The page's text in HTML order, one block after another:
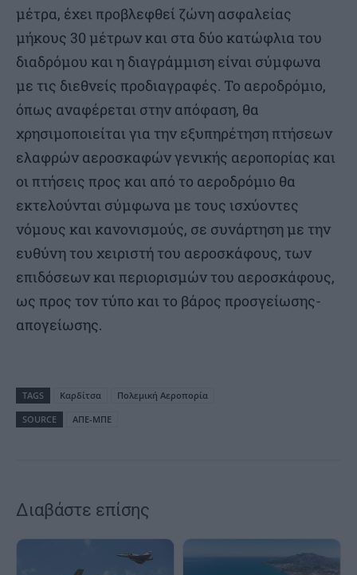
μέτρα, έχει προβλεφθεί ζώνη ασφαλείας
μήκους 30 μέτρων και στα δύο κατώφλια του
διαδρόμου και η διαγράμμιση είναι σύμφωνα
με τις διεθνείς προδιαγραφές. Το αεροδρόμιο,
όπως αναφέρεται στην απόφαση, θα
χρησιμοποιείται για την εξυπηρέτηση πτήσεων
ελαφρών αεροσκαφών γενικής αεροπορίας και
οι πτήσεις προς και από το αεροδρόμιο θα
εκτελούνται σύμφωνα με τους ισχύοντες
νόμους και κανονισμούς, σε συνάρτηση με την
ευθύνη του χειριστή του αεροσκάφους, των
επιδόσεων και περιορισμών του αεροσκάφους,
ως προς τον τύπο και το βάρος προσγείωσης-
απογείωσης.
TAGS Καρδίτσα
Πολεμική Αεροπορία
SOURCE
ΑΠΕ-ΜΠΕ
Διαβάστε επίσης